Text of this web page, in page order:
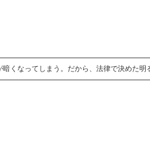
くなってしまう。だから、法律で決めた